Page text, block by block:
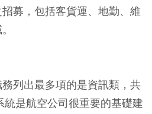
募，包括客貨運、地勤、維
列出最多項的是資訊類，共
是航空公司很重要的基礎建